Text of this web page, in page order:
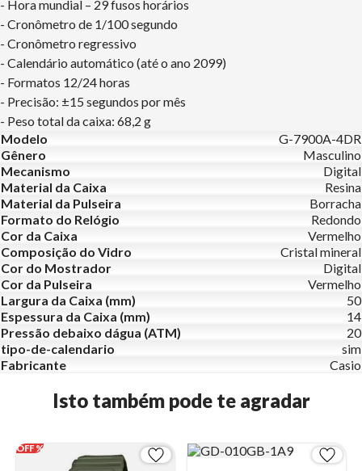
- Hora mundial – 29 fusos horários
- Cronômetro de 1/100 segundo
- Cronômetro regressivo
- Calendário automático (até o ano 2099)
- Formatos 12/24 horas
- Precisão: ±15 segundos por mês
- Peso total da caixa: 68,2 g
Modelo
G-7900A-4DR
Gênero
Masculino
Mecanismo
Digital
Material da Caixa
Resina
Material da Pulseira
Borracha
Formato do Relógio
Redondo
Cor da Caixa
Vermelho
Composição do Vidro
Cristal mineral
Cor do Mostrador
Digital
Cor da Pulseira
Vermelho
Largura da Caixa (mm)
50
Espessura da Caixa (mm)
14
Pressão debaixo dágua (ATM)
20
tipo-de-calendario
sim
Fabricante
Casio
Isto também pode te agradar